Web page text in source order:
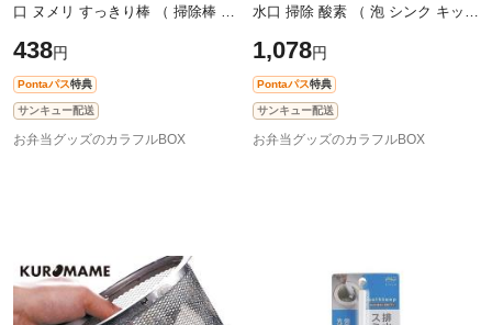
口 ヌメリ すっきり棒 （ 掃除棒 研
地 シンク 洗面台クリーナー 洗
438円
Pontaパス特典
サンキュー配送
お弁当グッズのカラフルBOX
水口 掃除 酸素 （ 泡 シンク キッチ
粉 洗浄 臭い ニオイ 効果 微生物
1,078円
Pontaパス特典
サンキュー配送
お弁当グッズのカラフルBOX